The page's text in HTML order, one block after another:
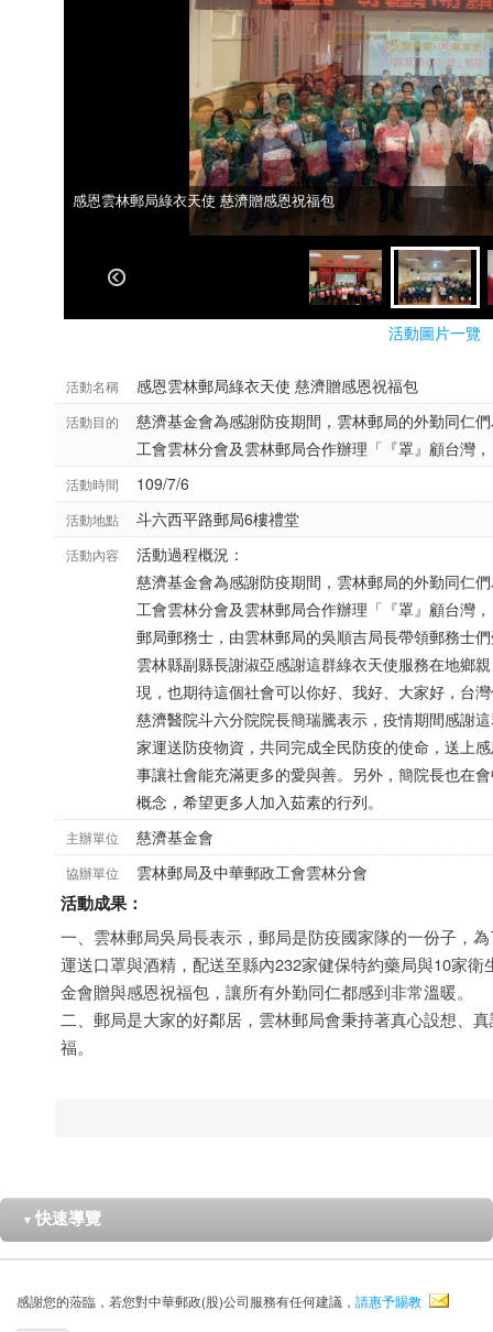
感恩雲林郵局綠衣天使 慈濟贈感恩祝福包
感恩雲林郵局綠衣天使 慈濟贈感恩祝福包
活動圖片一覽
活動名稱 感恩雲林郵局綠衣天使 慈濟贈感恩祝福包
活動目的
慈濟基金會為感謝防疫期間，雲林郵局的外勤同仁
工會雲林分會及雲林郵局合作辦理「『罩』顧台灣
活動時間 109/7/6
活動地點 斗六西平路郵局6樓禮堂
活動內容
活動過程概況：
慈濟基金會為感謝防疫期間，雲林郵局的外勤同仁
工會雲林分會及雲林郵局合作辦理「『罩』顧台灣
郵局郵務士，由雲林郵局的吳順吉局長帶領郵務士
雲林縣副縣長謝淑亞感謝這群綠衣天使服務在地鄉
現，也期待這個社會可以你好、我好、大家好，台
慈濟醫院斗六分院院長簡瑞騰表示，疫情期間感謝
家運送防疫物資，共同完成全民防疫的使命，送上
事讓社會能充滿更多的愛與善。另外，簡院長也在
概念，希望更多人加入茹素的行列。
主辦單位 慈濟基金會
協辦單位 雲林郵局及中華郵政工會雲林分會
活動成果：
一、雲林郵局吳局長表示，郵局是防疫國家隊的一份子，
運送口罩與酒精，配送至縣內232家健保特約藥局與10家
金會贈與感恩祝福包，讓所有外勤同仁都感到非常溫暖。
二、郵局是大家的好鄰居，雲林郵局會秉持著真心設想、
福。
▼ 快速導覽
感謝您的蒞臨，若您對中華郵政(股)公司服務有任何建議， 請惠予賜教